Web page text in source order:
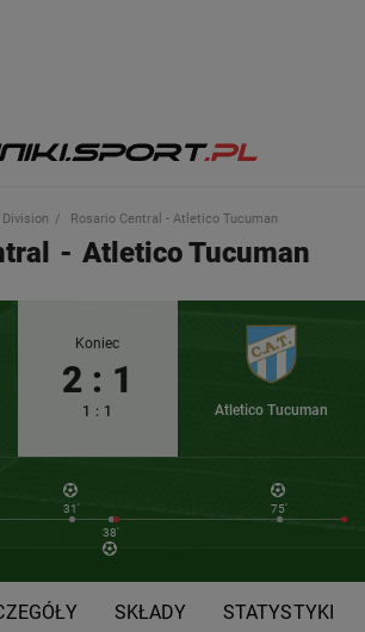
Rosario Central - Atletico Tucuman
- Atletico Tucuman
Koniec
2 : 1
1 : 1 Atletico Tucuman
31'
38'
75'
SKŁADY STATYSTYKI